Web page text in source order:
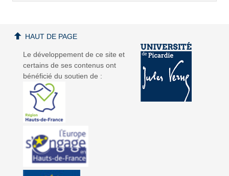
Le développement de ce site et
certains de ses contenus ont
bénéficié du soutien de :
HAUT DE PAGE